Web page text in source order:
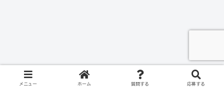
メニュー ホーム 質問する 応募する